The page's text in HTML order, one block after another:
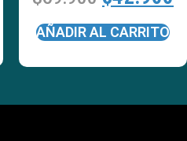
AÑADIR AL CARRITO